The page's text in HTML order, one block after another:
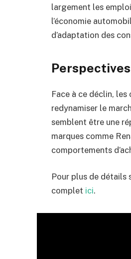
largement les
l’économie
d’adaptation des
Perspectives
Face à ce déclin,
redynamiser le
semblent être une
marques comme
comportements
Pour plus de détails
complet ici.